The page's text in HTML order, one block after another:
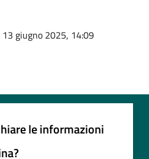
13 giugno 2025, 14:09
le informazioni